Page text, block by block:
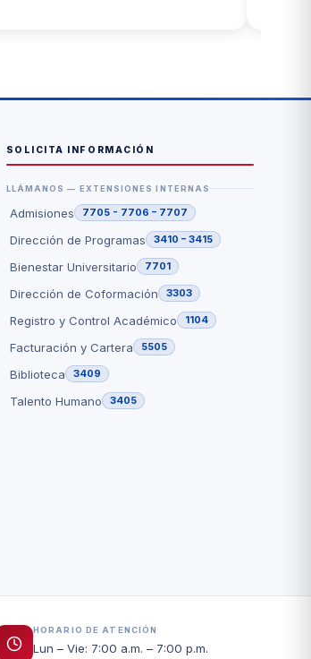
SOLICITA INFORMACIÓN
LLÁMANOS — EXTENSIONES INTERNAS
Admisiones 7705 - 7706 – 7707
Dirección de Programas 3410 – 3415
Bienestar Universitario 7701
Dirección de Coformación 3303
Registro y Control Académico 1104
Facturación y Cartera 5505
Biblioteca 3409
Talento Humano 3405
HORARIO DE ATENCIÓN
Lun – Vie: 7:00 a.m. – 7:00 p.m.